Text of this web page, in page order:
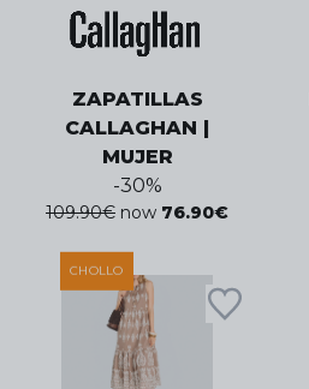
ZAPATILLAS
CALLAGHAN |
MUJER
-30%
109.90€ now 76.90€
CHOLLO